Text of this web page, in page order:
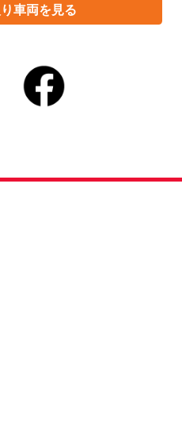
車両を見る